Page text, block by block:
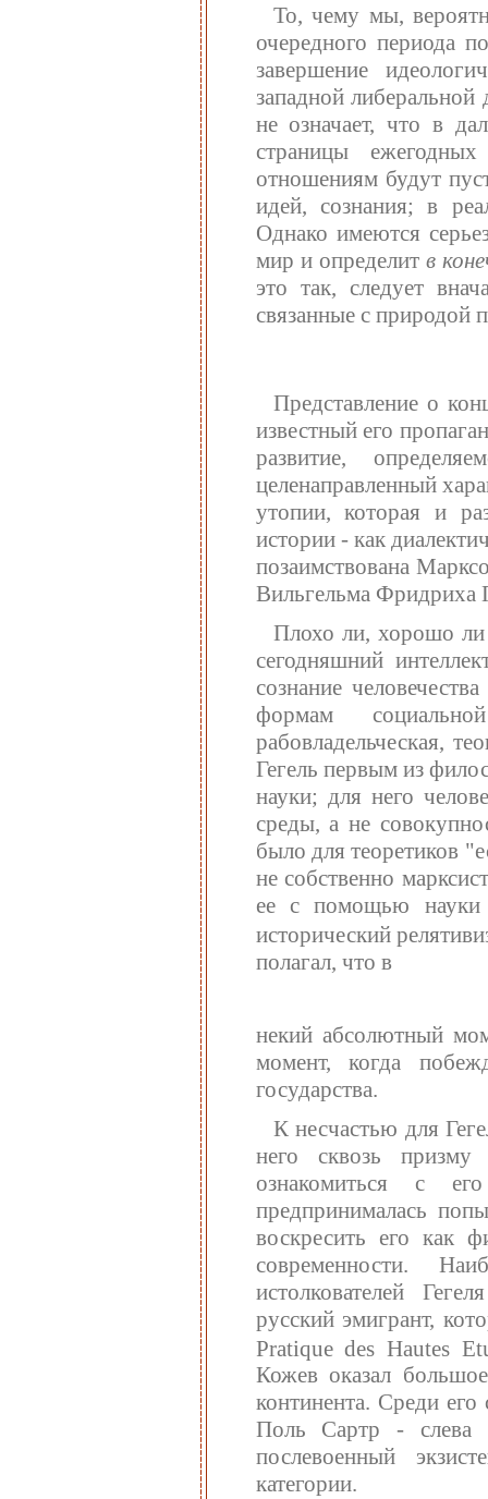
То, чему мы,
очередного периода
завершение
западной
не означает, что в
страницы
отношениям будут
идей, сознания; в
Однако имеются
мир и определитв
это так, следует
связанные с природой
Представление о
известный его
развитие,
целенаправленный
утопии, которая и
истории - как
позаимствована
Вильгельма Фридриха
Плохо ли, хорошо ли
сегодняшний
сознание
формам
рабовладельческая,
Гегель первым из
науки; для него
среды, а не
было для теоретиков
не собственно
ее с помощью науки
исторический
полагал, что в
некий абсолютный
момент, когда
государства.
К несчастью для
него сквозь
ознакомиться с
предпринималась
воскресить его как
современности.
истолкователей
русский эмигрант,
Pratique des Hautes
Кожев оказал
континента. Среди
Поль Сартр -
послевоенный
категории.